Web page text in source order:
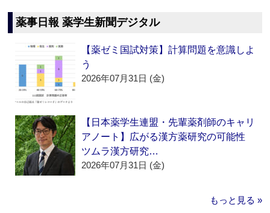
薬事日報 薬学生新聞デジタル
【薬ゼミ国試対策】計算問題を意識しよ
う
2026年07月31日 (金)
【日本薬学生連盟・先輩薬剤師のキャリ
アノート】広がる漢方薬研究の可能性
ツムラ漢方研究…
2026年07月31日 (金)
もっと見る »